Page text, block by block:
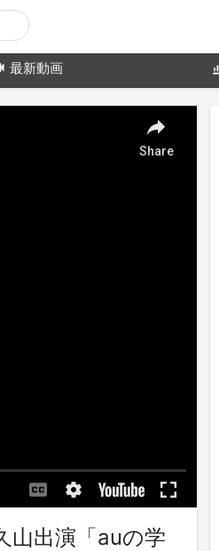
最新動画
山出演「auの学